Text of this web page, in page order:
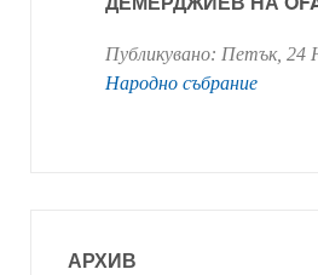
Публикувано: Петък, 24
Народно събрание
АРХИВ